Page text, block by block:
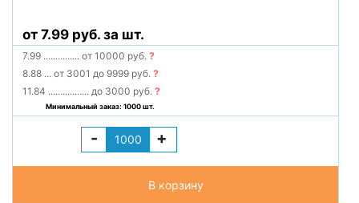
от 7.99 руб. за шт.
7.99 ............... от 10000 руб.?
8.88 ... от 3001 до 9999 руб.?
11.84 ................. до 3000 руб.?
Минимальный заказ: 1000 шт.
- +
В корзину